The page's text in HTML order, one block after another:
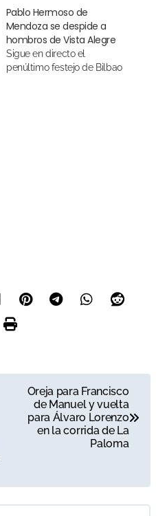
Pablo Hermoso de
Mendoza se despide a
hombros de Vista Alegre
Sigue en directo el
penúltimo festejo de Bilbao
Oreja para Francisco
de Manuel y vuelta
para Álvaro Lorenzo
en la corrida de La
Paloma